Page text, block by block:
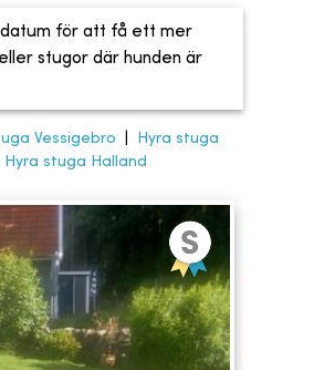
datum för att få ett mer
stugor där hunden är
Vessigebro
Hyra stuga
Hyra stuga Halland